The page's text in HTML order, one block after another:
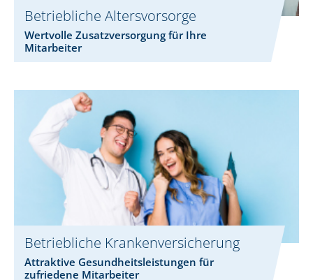
Betriebliche Altersvorsorge
Wertvolle Zusatzversorgung für Ihre
Mitarbeiter
Betriebliche Krankenversicherung
Attraktive Gesundheitsleistungen für
zufriedene Mitarbeiter